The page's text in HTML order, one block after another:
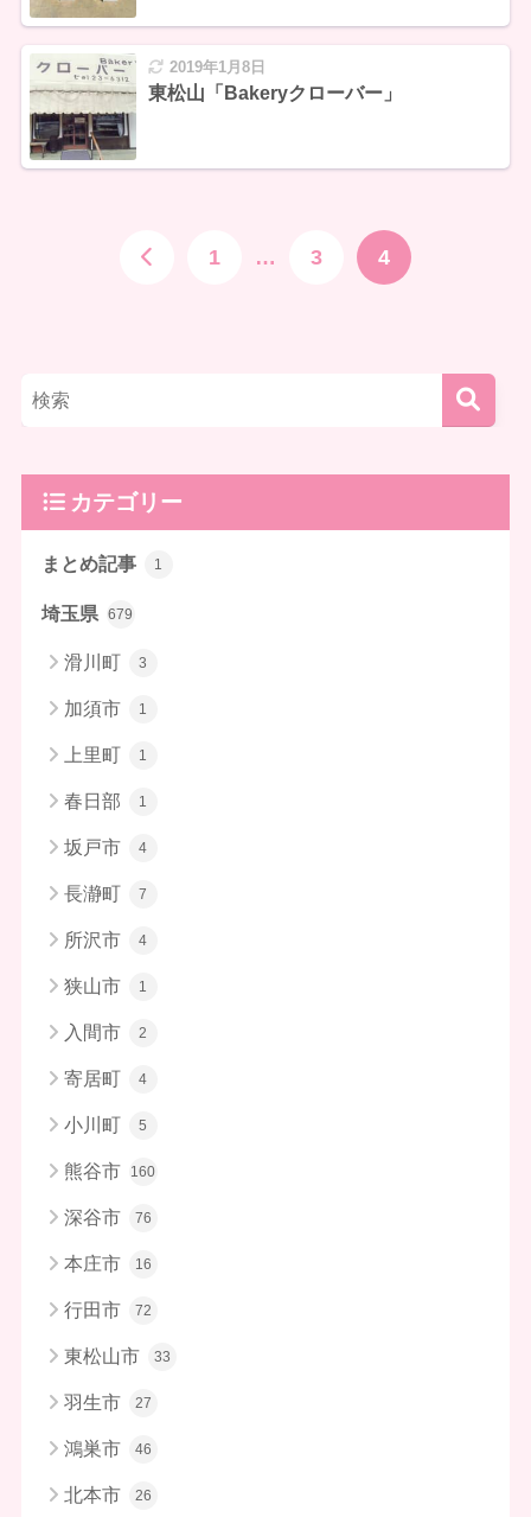
2019年1月8日
東松山「Bakeryクローバー」
1 … 3 4
カテゴリー
まとめ記事 1
埼玉県 679
滑川町 3
加須市 1
上里町 1
春日部 1
坂戸市 4
長瀞町 7
所沢市 4
狭山市 1
入間市 2
寄居町 4
小川町 5
熊谷市 160
深谷市 76
本庄市 16
行田市 72
東松山市 33
羽生市 27
鴻巣市 46
北本市 26